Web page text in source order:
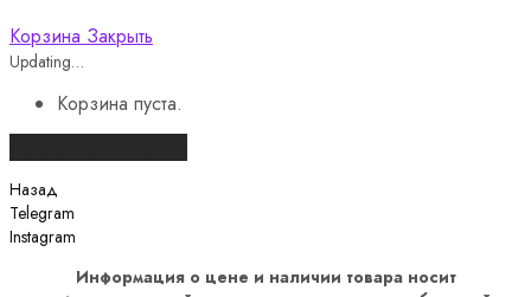
Корзина Закрыть
Updating…
Корзина пуста.
Назад
Telegram
Instagram
Информация о цене и наличии товара носит